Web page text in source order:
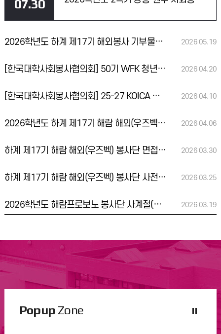
07.30
2026학년도 하계 제17기 해외봉사 기부물품(책, 한복) 기증 협조 요청 202605.19
[한국대학사회봉사협의회] 50기 WFK 청년 봉사단(해외단기) 모집 (5/15까지) 202604.20
[한국대학사회봉사협의회] 25-27 KOICA 청년중기봉사단(아프리카,중남미) 단원 모집 202604.10
2026학년도 하계 제17기 해람 해외(우즈벡) 봉사단 선발 결과 안내 202604.06
하계 제17기 해람 해외(우즈벡) 봉사단 면접 관련 안내 202603.30
하계 제17기 해람 해외(우즈벡) 봉사단 사전 설명회 질의응답 자료 공유 202603.25
2026학년도 해람프로보노 봉사단 사계절(봄)플로깅 봉사자 모집 202603.19
Popup Zone